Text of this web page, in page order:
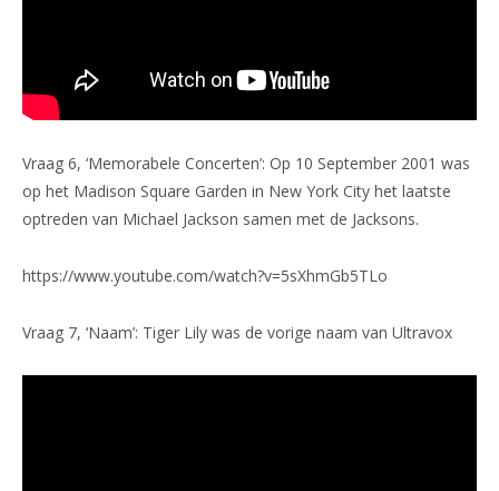
Vraag 6, ‘Memorabele Concerten’: Op 10 September 2001 was
op het Madison Square Garden in New York City het laatste
optreden van Michael Jackson samen met de Jacksons.
https://www.youtube.com/watch?v=5sXhmGb5TLo
Vraag 7, ‘Naam’: Tiger Lily was de vorige naam van Ultravox